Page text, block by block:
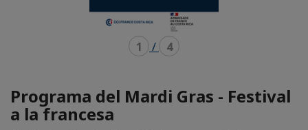
1 / 4
Programa del Mardi Gras - Festival
a la francesa